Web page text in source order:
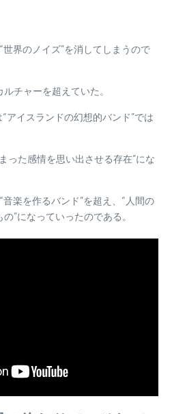
界のノイズ”を消してしまうので
チャーを超えていた。
アイスランドの幻想的バンド”では
った感情を思い出させる存在”にな
楽を作るバンド”を超え、“人間の
”になっていったのである。